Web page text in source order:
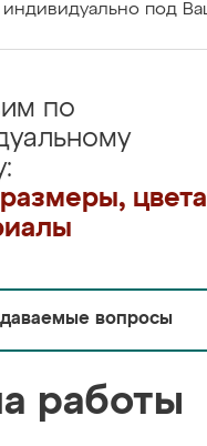
индивидуально под
по
цвета
вопросы
работы